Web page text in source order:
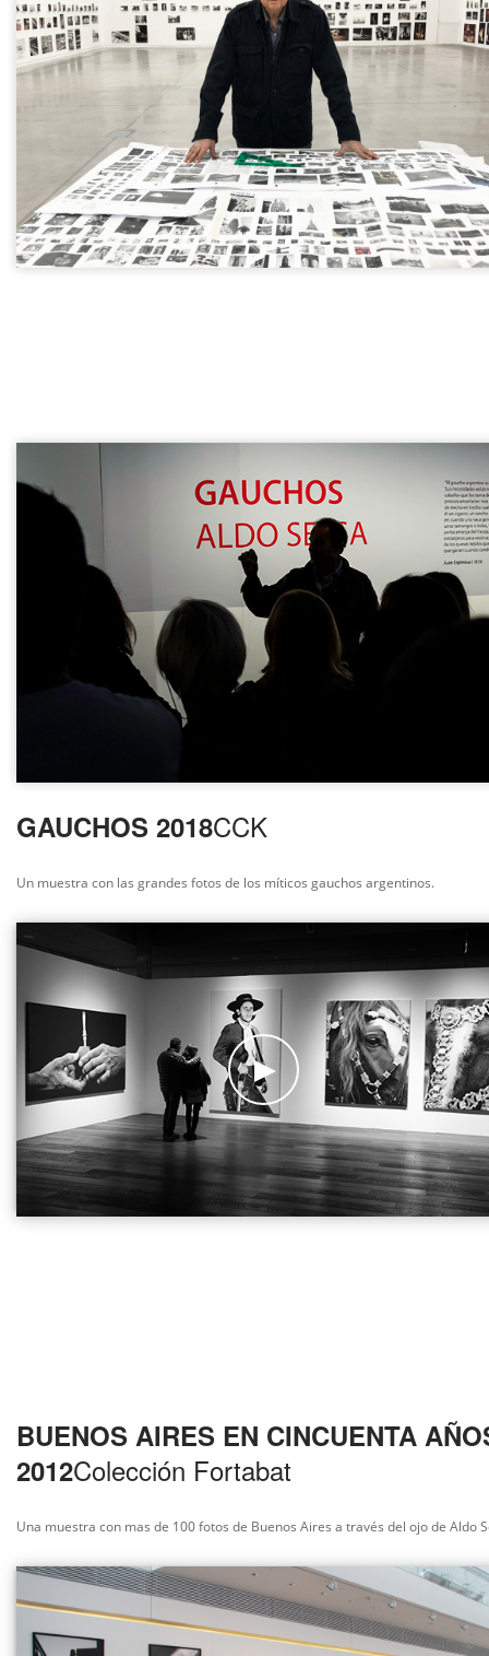
GAUCHOS 2018CCK
Un muestra con las grandes fotos de los míticos gauchos argentinos.
BUENOS AIRES EN CINCUENTA
2012Colección Fortabat
Una muestra con mas de 100 fotos de Buenos Aires a través del ojo de Aldo